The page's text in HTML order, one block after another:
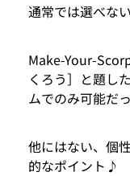
通常では選べな
Make-Your-
くろう］と題し
ムでのみ可能だ
他にはない、個
的なポイント♪